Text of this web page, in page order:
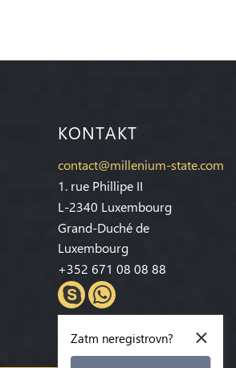
KONTAKT
contact@millenium-state.com
1. rue Phillipe II
L-2340 Luxembourg
Grand-Duché de
Luxembourg
+352 671 08 08 88
×
Zatm neregistrovn?